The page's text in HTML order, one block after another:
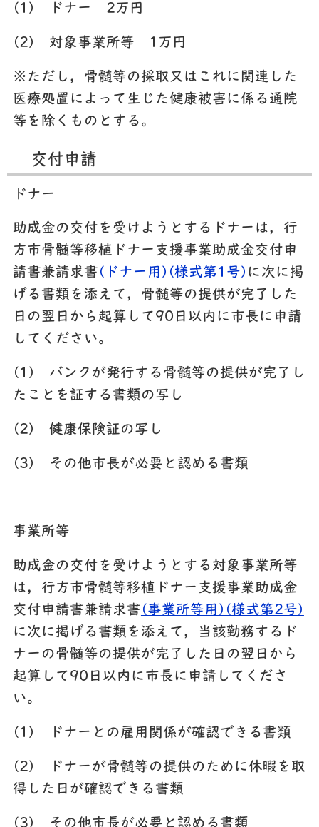
(1) ドナー 2万円
(2) 対象事業所等 1万円
※ ただし，骨髄等の採取又はこれに関連した
医療処置によって生じた健康被害に係る通院
等を除くものとする。
交付申請
ドナー
助成金の交付を受けようとするドナー は，行
方市骨髄等移植ドナー支援事業助成金交付申
請書兼請求書 (ドナー用)(様式第1号) に次に掲
げる書類を添えて，骨髄等の提供が完了した
日の翌日から起算して90日以内に市長に申請
してください。
(1)
バンクが発行する骨髄等の提供が完了し
たことを証する書類の写し
(2) 健康保険証の写し
(3) その他市長が必要と認める書類
事業所等
助成金の交付を受けようとする対象事業所等
は，行方市骨髄等移植ドナー支援事業助成金
交付申請書兼請求書 (事業所等用)(様式第2号)
に次に掲げる書類を添えて，当該勤務するド
ナーの骨髄等の提供が完了した日の翌日から
起算して90日以内に市長に申請してくださ
い。
(1) ドナーとの雇用関係が確認できる書類
(2)
ドナーが骨髄等の提供のために休暇を取
得した日が確認できる書類
(3) その他市長が必要と認める書類